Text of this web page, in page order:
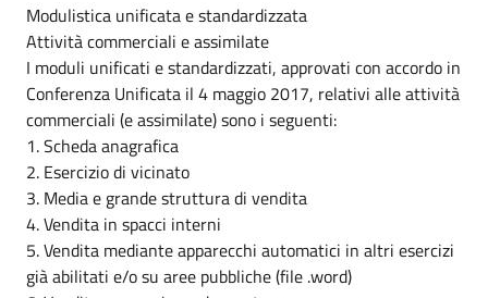
Modulistica unificata e standardizzata
Attività commerciali e assimilate
I moduli unificati e standardizzati, approvati con accordo in
Conferenza Unificata il 4 maggio 2017, relativi alle attività
commerciali (e assimilate) sono i seguenti:
1. Scheda anagrafica
2. Esercizio di vicinato
3. Media e grande struttura di vendita
4. Vendita in spacci interni
5. Vendita mediante apparecchi automatici in altri esercizi
già abilitati e/o su aree pubbliche (file .word)